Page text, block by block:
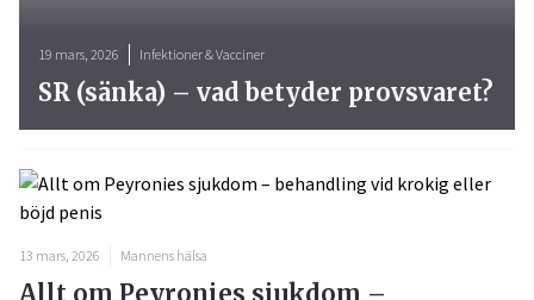
19 mars, 2026 Infektioner & Vacciner
SR (sänka) – vad betyder provsvaret?
13 mars, 2026 Mannens hälsa
Allt om Peyronies sjukdom –